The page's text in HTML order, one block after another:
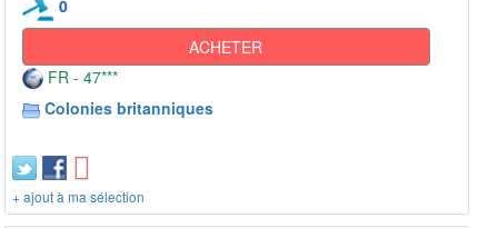
0
ACHETER
FR - 47***
Colonies britanniques
+ ajout à ma sélection